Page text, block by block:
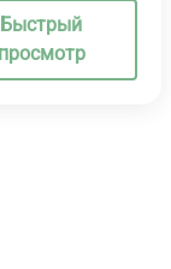
Быстрый
просмотр